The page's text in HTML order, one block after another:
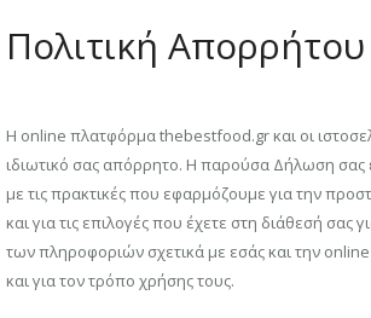
Πολιτική Απορρήτου
Η online πλατφόρμα thebestfood.gr και οι
ιδιωτικό σας απόρρητο. Η παρούσα Δήλωση σας
με τις πρακτικές που εφαρμόζουμε για την
και για τις επιλογές που έχετε στη διάθεσή σας
των πληροφοριών σχετικά με εσάς και την
και για τον τρόπο χρήσης τους.